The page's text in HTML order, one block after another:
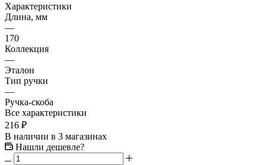
Характеристики
Длина, мм
—
170
Коллекция
—
Эталон
Тип ручки
—
Ручка-скоба
Все характеристики
216 ₽
В наличии в 3 магазинах
Нашли дешевле?